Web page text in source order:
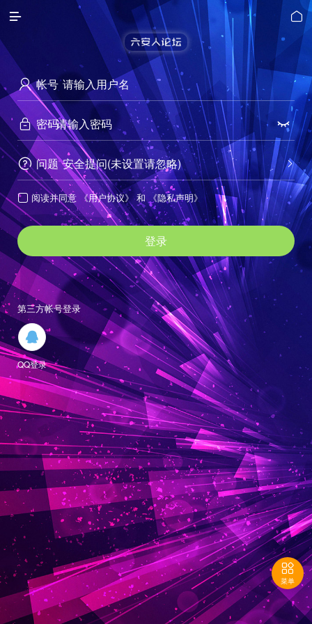
 
 帐号
 密码 
 问题 
安全提问(未设置请忽略)
 阅读并同意 《用户协议》 和 《隐私声明》
登录
第三方帐号登录

QQ登录

菜单